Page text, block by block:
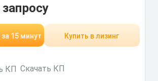
15 минут Купить в лизинг
Скачать КП